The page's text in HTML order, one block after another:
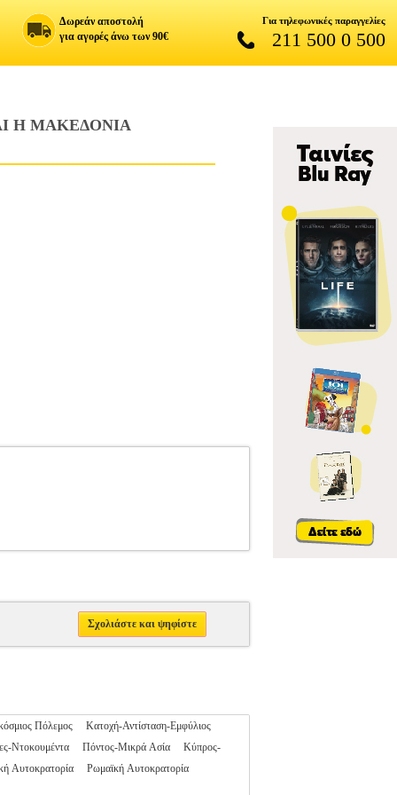
Δωρεάν αποστολή
για αγορές άνω των 90€
Για τηλεφωνικές παραγγελίες
211 500 0 500
Η ΜΑΚΕΔΟΝΙΑ
Σχολιάστε και ψηφίστε
Πόλεμος
Κατοχή-Αντίσταση-Εμφύλιος
Ντοκουμέντα Πόντος-Μικρά Ασία
Κύπρος-
Αυτοκρατορία
Ρωμαϊκή Αυτοκρατορία